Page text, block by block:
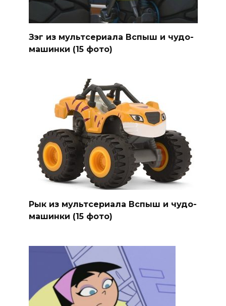
Зэг из мультсериала Вспыш и чудо-
машинки (15 фото)
Рык из мультсериала Вспыш и чудо-
машинки (15 фото)